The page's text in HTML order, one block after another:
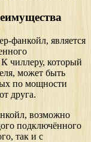
фанкойл, является
чиллеру, который
может быть
по мощности
друга.
возможно
подключённого
так и с